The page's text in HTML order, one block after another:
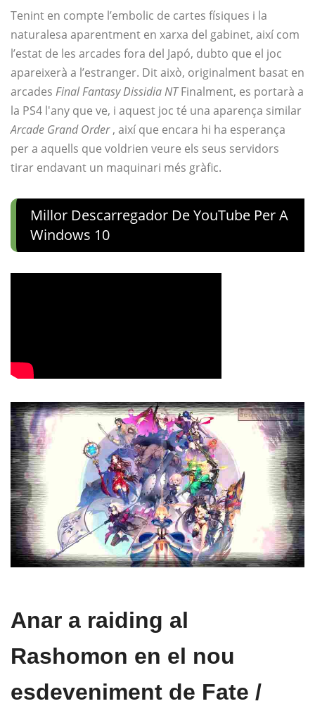
Tenint en compte l’embolic de cartes físiques i la
naturalesa aparentment en xarxa del gabinet, així com
l’estat de les arcades fora del Japó, dubto que el joc
apareixerà a l’estranger. Dit això, originalment basat en
arcades Final Fantasy Dissidia NTFinalment, es portarà a
la PS4 l'any que ve, i aquest joc té una aparença similar
Arcade Grand Order, així que encara hi ha esperança
per a aquells que voldrien veure els seus servidors
tirar endavant un maquinari més gràfic.
Millor Descarregador De YouTube Per A
Windows 10
Anar a raiding al
Rashomon en el nou
esdeveniment de Fate /